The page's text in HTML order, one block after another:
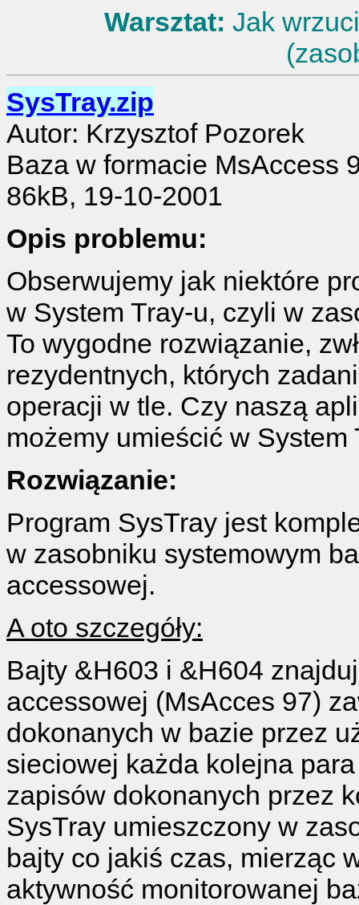
Warsztat: Jak
SysTray.zip
Autor: Krzysztof Pozorek
Baza w formacie MsAccess
86kB, 19-10-2001
Opis problemu:
Obserwujemy jak niektóre
w System Tray-u, czyli w
To wygodne rozwiązanie,
rezydentnych, których
operacji w tle. Czy naszą
możemy umieścić w System
Rozwiązanie:
Program SysTray jest
w zasobniku systemowym
accessowej.
A oto szczegóły:
Bajty &H603 i &H604
accessowej (MsAcces 97)
dokonanych w bazie przez
sieciowej każda kolejna
zapisów dokonanych przez
SysTray umieszczony w
bajty co jakiś czas, mierząc
aktywność monitorowanej